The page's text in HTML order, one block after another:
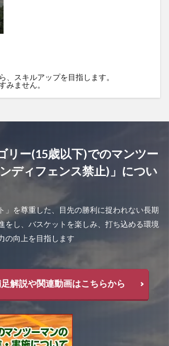
、スキルアップを目指します。
みません。
リー(15歳以下)でのマンツー
ディフェンス禁止)」につい
」を尊重した、目先の勝利に捉われない長期
をし、バスケットを楽しみ、打ち込める環境
の向上を目指します
解説や関連動画はこちらから